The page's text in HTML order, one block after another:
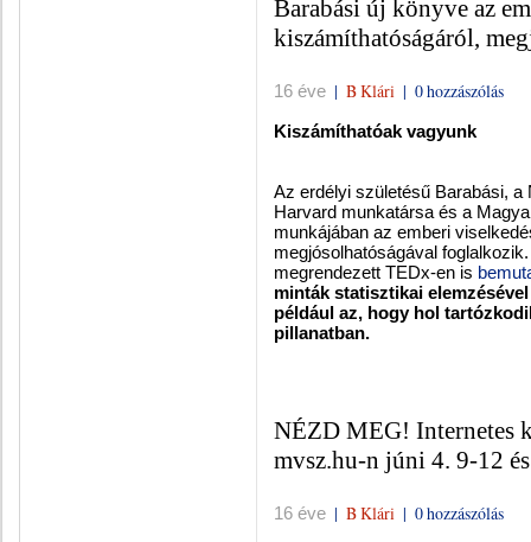
Barabási új könyve az
kiszámíthatóságáról,
16 éve | B Klári | 0 hozzászólás
Kiszámíthatóak vagyunk
Az erdélyi születésű Barabási,
Harvard munkatársa és a
munkájában az emberi
megjósolhatóságával
megrendezett TEDx-en is
minták statisztikai
például az, hogy hol
pillanatban.
NÉZD MEG! Internetes
mvsz.hu-n júni 4. 9-12
16 éve | B Klári | 0 hozzászólás